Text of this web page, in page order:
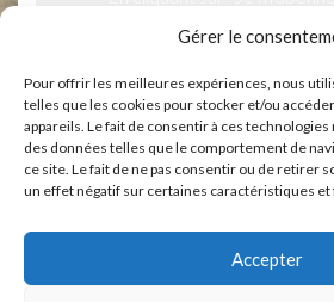
Gérer le
Pour offrir les meilleures expériences, nous
telles que les cookies pour stocker et/ou
appareils. Le fait de consentir à ces
des données telles que le comportement de
ce site. Le fait de ne pas consentir ou de retirer
un effet négatif sur certaines caractéristiques et
Accepter
VOS AVIS